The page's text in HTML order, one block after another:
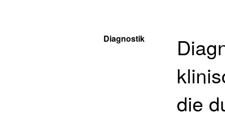
Diagnostik
die